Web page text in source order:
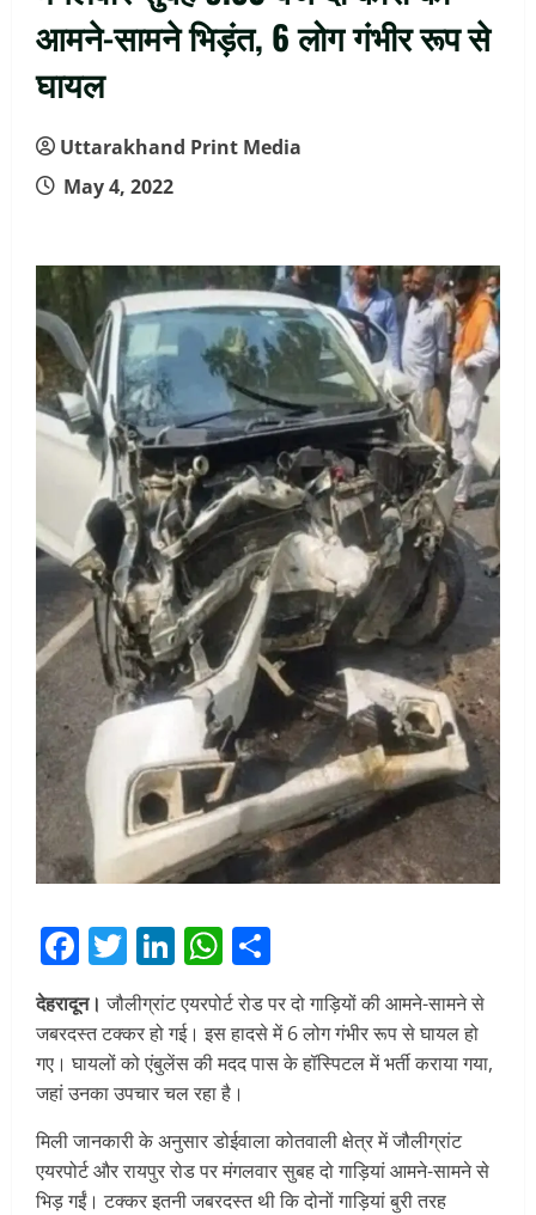
आमने-सामने भिड़ंत, 6 लोग गंभीर रूप से
घायल
Uttarakhand Print Media
May 4, 2022
Facebook
Twitter
LinkedIn
WhatsApp
देहरादून। जौलीग्रांट एयरपोर्ट रोड पर दो गाड़ियों की आमने-सामने से
जबरदस्त टक्कर हो गई। इस हादसे में 6 लोग गंभीर रूप से घायल हो
गए। घायलों को एंबुलेंस की मदद पास के हॉस्पिटल में भर्ती कराया गया,
जहां उनका उपचार चल रहा है।
मिली जानकारी के अनुसार डोईवाला कोतवाली क्षेत्र में जौलीग्रांट
एयरपोर्ट और रायपुर रोड पर मंगलवार सुबह दो गाड़ियां आमने-सामने से
भिड़ गईं। टक्कर इतनी जबरदस्त थी कि दोनों गाड़ियां बुरी तरह